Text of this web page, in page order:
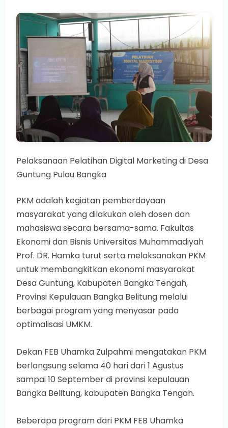
Pelaksanaan Pelatihan Digital Marketing di Desa
Guntung Pulau Bangka
PKM adalah kegiatan pemberdayaan
masyarakat yang dilakukan oleh dosen dan
mahasiswa secara bersama-sama. Fakultas
Ekonomi dan Bisnis Universitas Muhammadiyah
Prof. DR. Hamka turut serta melaksanakan PKM
untuk membangkitkan ekonomi masyarakat
Desa Guntung, Kabupaten Bangka Tengah,
Provinsi Kepulauan Bangka Belitung melalui
berbagai program yang menyasar pada
optimalisasi UMKM.
Dekan FEB Uhamka Zulpahmi mengatakan PKM
berlangsung selama 40 hari dari 1 Agustus
sampai 10 September di provinsi kepulauan
Bangka Belitung, kabupaten Bangka Tengah.
Beberapa program dari PKM FEB Uhamka